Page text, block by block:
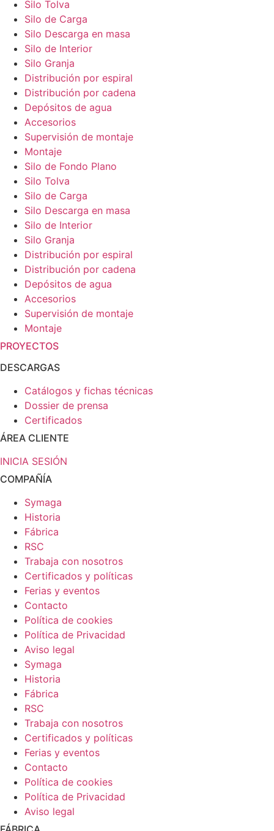
Silo Tolva
Silo de Carga
Silo Descarga en masa
Silo de Interior
Silo Granja
Distribución por espiral
Distribución por cadena
Depósitos de agua
Accesorios
Supervisión de montaje
Montaje
Silo de Fondo Plano
Silo Tolva
Silo de Carga
Silo Descarga en masa
Silo de Interior
Silo Granja
Distribución por espiral
Distribución por cadena
Depósitos de agua
Accesorios
Supervisión de montaje
Montaje
PROYECTOS
DESCARGAS
Catálogos y fichas técnicas
Dossier de prensa
Certificados
ÁREA CLIENTE
INICIA SESIÓN
COMPAÑÍA
Symaga
Historia
Fábrica
RSC
Trabaja con nosotros
Certificados y políticas
Ferias y eventos
Contacto
Política de cookies
Política de Privacidad
Aviso legal
Symaga
Historia
Fábrica
RSC
Trabaja con nosotros
Certificados y políticas
Ferias y eventos
Contacto
Política de cookies
Política de Privacidad
Aviso legal